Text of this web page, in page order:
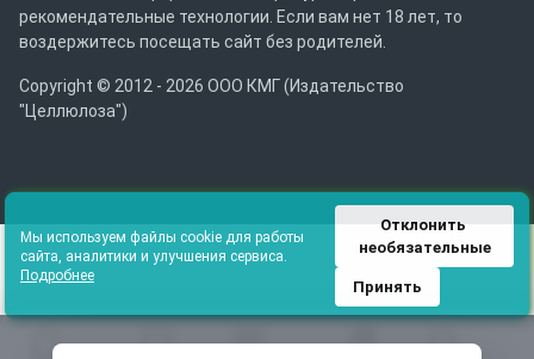
рекомендательные технологии. Если вам нет 18 лет, то
воздержитесь посещать сайт без родителей.
Copyright © 2012 - 2026 ООО КМГ (Издательство
"Целлюлоза")
Мы используем файлы cookie для работы
сайта, аналитики и улучшения сервиса.
Подробнее
Отклонить
необязательные
Принять